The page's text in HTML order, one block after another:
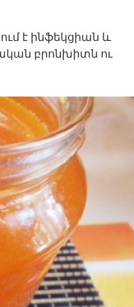
է ինֆեկցիան և
բրոնխիտն ու